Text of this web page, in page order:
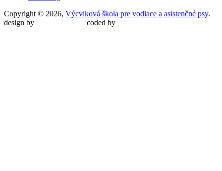
Copyright © 2026, Výcviková škola pre vodiace a asistenčné psy.
design by
coded by